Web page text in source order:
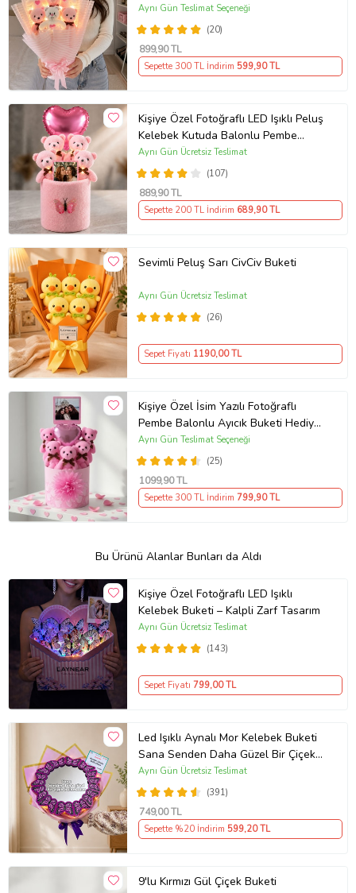
Çiçek Buketi Arkadaşa Sevgiliye
Hediye
(20)
Aynı Gün Teslimat Seçeneği
899,90 TL
Sepette 300 TL İndirim 599,90 TL
Kişiye Özel Fotoğraflı LED Işıklı Peluş
Kelebek Kutuda Balonlu Pembe
Ayıcık Buketi – Sevgiliye, Kıza,
Arkadaşa Hediye
(107)
Aynı Gün Ücretsiz Teslimat
889,90 TL
Sepette 200 TL İndirim 689,90 TL
Sevimli Peluş Sarı CivCiv Buketi
(26)
Aynı Gün Ücretsiz Teslimat
Sepet Fiyatı 1190,00 TL
Kişiye Özel İsim Yazılı Fotoğraflı
Pembe Balonlu Ayıcık Buketi Hediye
Kutusunda Arkadaşa Sevgiliye
Hediye
(25)
Aynı Gün Teslimat Seçeneği
1099,90 TL
Sepette 300 TL İndirim 799,90 TL
Bu Ürünü Alanlar Bunları da Aldı
Kişiye Özel Fotoğraflı LED Işıklı
Kelebek Buketi – Kalpli Zarf Tasarım
(143)
Aynı Gün Ücretsiz Teslimat
Sepet Fiyatı 799,00 TL
Led Işıklı Aynalı Mor Kelebek Buketi
Sana Senden Daha Güzel Bir Çiçek
Bulamadım Ayna Buket Sevgiliye
Hediye
(391)
Aynı Gün Ücretsiz Teslimat
749,00 TL
Sepette %20 İndirim 599,20 TL
9'lu Kırmızı Gül Çiçek Buketi